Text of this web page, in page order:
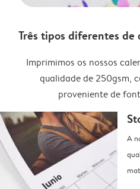
Três tipos diferentes
Imprimimos os nossos
qualidade de 250gsm,
proveniente de
A